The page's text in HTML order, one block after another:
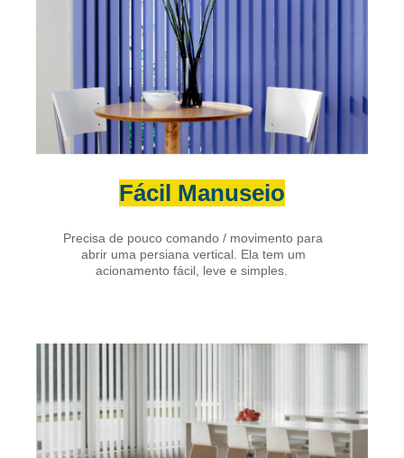
Fácil Manuseio
Precisa de pouco comando / movimento para
abrir uma persiana vertical. Ela tem um
acionamento fácil, leve e simples.